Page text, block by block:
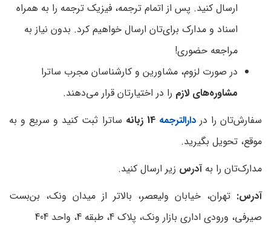
ارسال کنید. پس از اتمام ترجمه، فیزیک ترجمه را به همراه
اسناد و مدارک برای‌تان ارسال خواهیم کرد. بدون نیاز به
مراجعه حضوری!
در صورت لزوم، مشاورین و کارشناسان مجرب ساترا
مشاوره‌های لازم را در اختیارتان قرار می‌دهند.
سفارش‌تان را دردارالترجمه14 زبانه
ساترا ثبت کنید و سریع و به
موقع، تحویل بگیرید.
مدارک‌تان را بهآدرس زیر ارسال کنید.
آدرس: تهران، خیابان ولیعصر، بالاتر از میدان ونک، بن‌بست
صیرفی، ورودی اداری بازار ونک، پلاک 4، طبقه 4، واحد 404